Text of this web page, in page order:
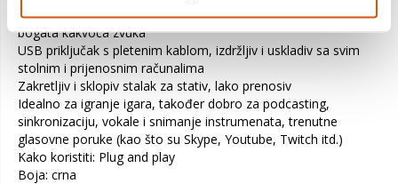
Kvalitetna mikrofonska jedinica, višesmjerna, delikatna i
bogata kakvoća zvuka
USB priključak s pletenim kablom, izdržljiv i uskladiv sa svim
stolnim i prijenosnim računalima
Zakretljiv i sklopiv stalak za stativ, lako prenosiv
Idealno za igranje igara, također dobro za podcasting,
sinkronizaciju, vokale i snimanje instrumenata, trenutne
glasovne poruke (kao što su Skype, Youtube, Twitch itd.)
Kako koristiti: Plug and play
Boja: crna